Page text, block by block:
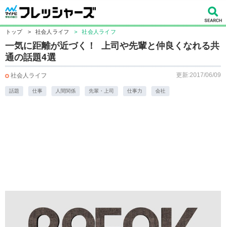
トップ > 社会人ライフ > 社会人ライフ
一気に距離が近づく！ 上司や先輩と仲良くなれる共
通の話題4選
社会人ライフ 更新:2017/06/09
話題 仕事 人間関係 先輩・上司 仕事力 会社